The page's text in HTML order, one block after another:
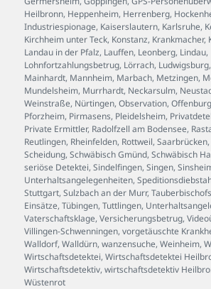
Heilbronn, Heppenheim, Herrenberg,
Industriespionage, Kaiserslautern, Karlsruhe,
Kirchheim unter Teck, Konstanz, Krankmacher,
Landau in der Pfalz, Lauffen, Leonberg, Lindau,
Lohnfortzahlungsbetrug, Lörrach, Ludwigsburg,
Mainhardt, Mannheim, Marbach, Metzingen,
Mundelsheim, Murrhardt, Neckarsulm,
Weinstraße, Nürtingen,Observation,Offenburg
Pforzheim, Pirmasens, Pleidelsheim,
Private Ermittler, Radolfzell am Bodensee,
Reutlingen, Rheinfelden, Rottweil,Saarbrücken
Scheidung,Schwäbisch Gmünd,Schwäbisch
seriöse Detektei,Sindelfingen,Singen,
Unterhaltsangelegenheiten,
Stuttgart,Sulzbach an der Murr,
Einsätze,Tübingen,Tuttlingen,
Vaterschaftsklage,Versicherungsbetrug,
Villingen-Schwenningen,vorgetäuschte
Walldorf,Walldürn,wanzensuche,Weinheim,
Wirtschaftsdetektei,Wirtschaftsdetektei
Wirtschaftsdetektiv,wirtschaftsdetektiv
Wüstenrot